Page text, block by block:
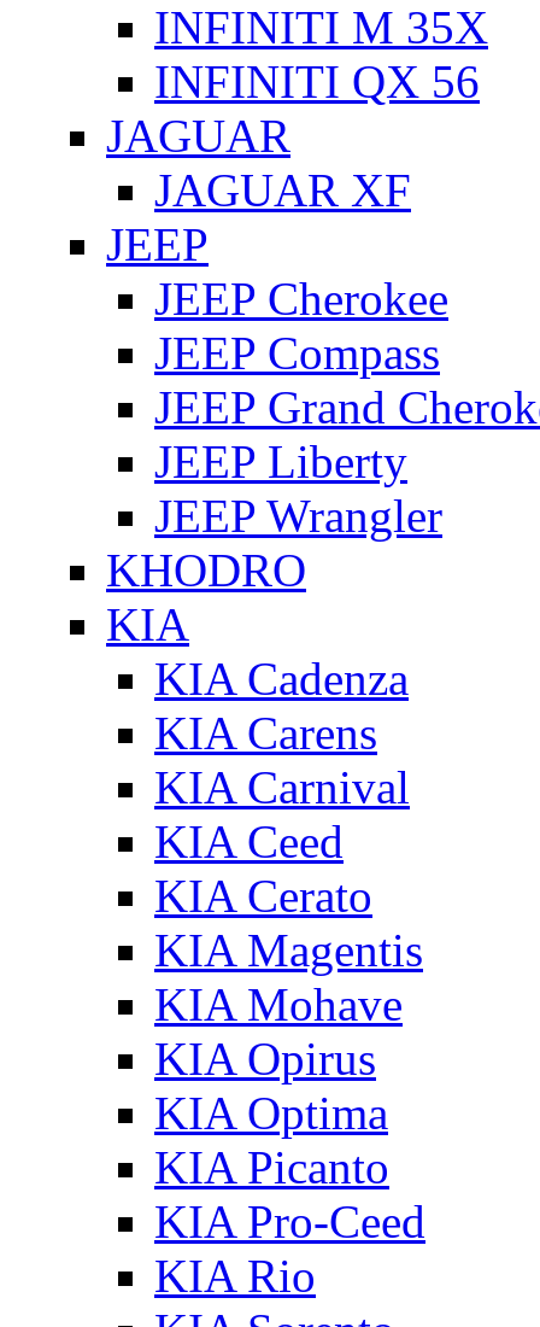
INFINITI M 35X
INFINITI QX 56
JAGUAR
JAGUAR XF
JEEP
JEEP Cherokee
JEEP Compass
JEEP Grand
JEEP Liberty
JEEP Wrangler
KHODRO
KIA
KIA Cadenza
KIA Carens
KIA Carnival
KIA Ceed
KIA Cerato
KIA Magentis
KIA Mohave
KIA Opirus
KIA Optima
KIA Picanto
KIA Pro-Ceed
KIA Rio